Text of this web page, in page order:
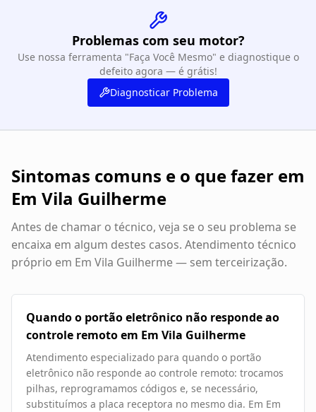
Problemas com seu motor?
Use nossa ferramenta "Faça Você Mesmo" e diagnostique o
defeito agora — é grátis!
Diagnosticar Problema
Sintomas comuns e o que fazer em
Em Vila Guilherme
Antes de chamar o técnico, veja se o seu problema se
encaixa em algum destes casos. Atendimento técnico
próprio em Em Vila Guilherme— sem terceirização.
Quando o portão eletrônico não responde ao
controle remoto em Em Vila Guilherme
Atendimento especializado para quando o portão
eletrônico não responde ao controle remoto: trocamos
pilhas, reprogramamos códigos e, se necessário,
substituímos a placa receptora no mesmo dia. Em Em